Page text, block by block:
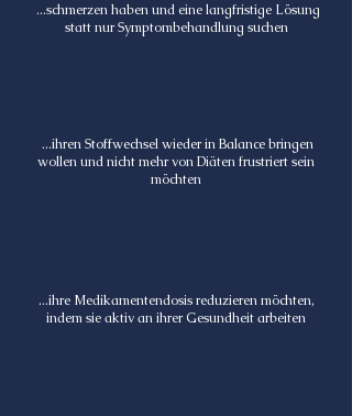
...schmerzen haben und eine langfristige Lösung
statt nur Symptombehandlung suchen
...ihren Stoffwechsel wieder in Balance bringen
wollen und nicht mehr von Diäten frustriert sein
möchten
...ihre Medikamentendosis reduzieren möchten,
indem sie aktiv an ihrer Gesundheit arbeiten